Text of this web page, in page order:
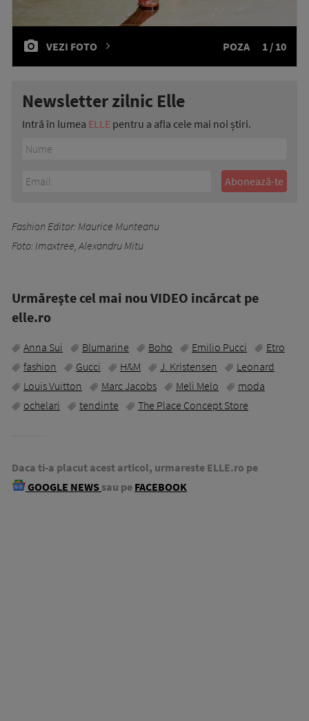
VEZI FOTO POZA 1 / 10
Newsletter zilnic Elle
Intră în lumea ELLE pentru a afla cele mai noi știri.
Fashion Editor: Maurice Munteanu
Foto: Imaxtree, Alexandru Mitu
Urmăreşte cel mai nou VIDEO incărcat pe
elle.ro
Anna Sui Blumarine Boho Emilio Pucci
Etro
fashion
Gucci H&M J. Kristensen
Leonard
Louis Vuitton
Marc Jacobs Meli Melo
moda
ochelari
tendinte The Place Concept Store
Daca ti-a placut acest articol, urmareste ELLE.ro pe
GOOGLE NEWS sau pe FACEBOOK